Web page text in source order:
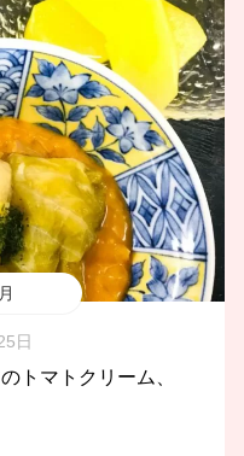
日
トマトクリーム、